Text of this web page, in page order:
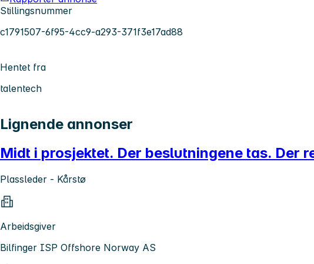
Stillingsnummer
c1791507-6f95-4cc9-a293-371f3e17ad88
Hentet fra
talentech
Lignende annonser
Midt i prosjektet. Der beslutningene tas. Der
Plassleder - Kårstø
Arbeidsgiver
Bilfinger ISP Offshore Norway AS